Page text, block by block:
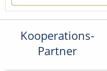
Kooperations-
Partner